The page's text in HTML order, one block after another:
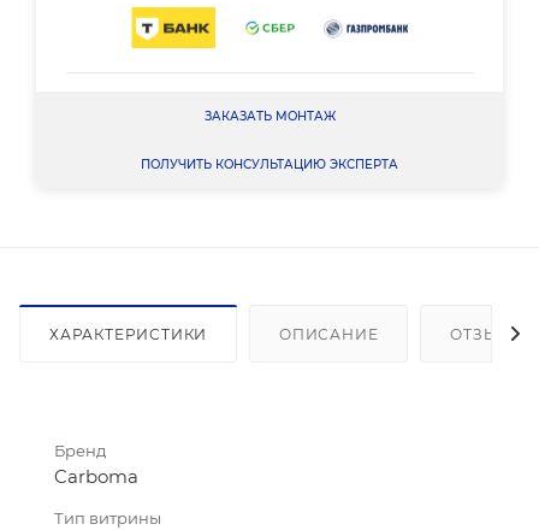
ЗАКАЗАТЬ МОНТАЖ
ПОЛУЧИТЬ КОНСУЛЬТАЦИЮ ЭКСПЕРТА
ХАРАКТЕРИСТИКИ ОПИСАНИЕ ОТЗЫВЫ
Бренд
Carboma
Тип витрины